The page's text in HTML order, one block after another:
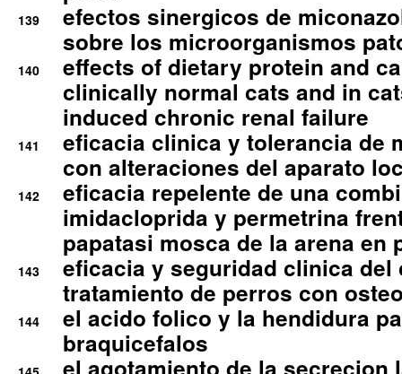
139
efectos sinergicos de
sobre los microorganismos
140
effects of dietary protein and
clinically normal cats and in
induced chronic renal failure
141
eficacia clinica y tolerancia de
con alteraciones del aparato
142
eficacia repelente de una
imidacloprida y permetrina
papatasi mosca de la arena en
143
eficacia y seguridad clinica del
tratamiento de perros con
144
el acido folico y la hendidura
braquicefalos